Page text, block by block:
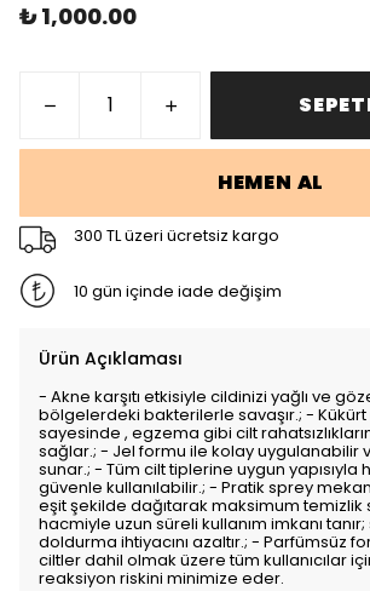
₺ 1,000.00
HEMEN AL
300 TL üzeri ücretsiz kargo
10 gün içinde iade değişim
Ürün Açıklaması
- Akne karşıtı etkisiyle cildinizi yağlı ve
bölgelerdeki bakterilerle savaşır.; -
sayesinde , egzema gibi cilt
sağlar.; - Jel formu ile kolay uygulanabilir
sunar.; - Tüm cilt tiplerine uygun yapısıyla
güvenle kullanılabilir.; - Pratik sprey
eşit şekilde dağıtarak maksimum temizlik
hacmiyle uzun süreli kullanım imkanı tanır;
doldurma ihtiyacını azaltır.; - Parfümsüz
ciltler dahil olmak üzere tüm kullanıcılar
reaksiyon riskini minimize eder.